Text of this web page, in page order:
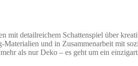
detailreichem Schattenspiel über
und in Zusammenarbeit mit
als nur Deko – es geht um ein